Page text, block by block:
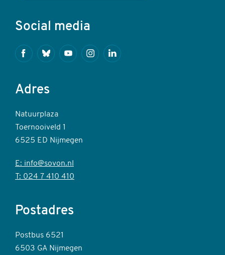
Social media
FacebookBlueskyYoutubeInstagramLinkedin
Adres
Natuurplaza
Toernooiveld 1
6525 ED Nijmegen
E: info@sovon.nl
T: 024 7 410 410
Postadres
Postbus 6521
6503 GA Nijmegen